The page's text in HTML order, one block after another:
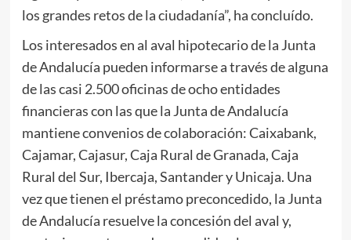
los grandes retos de la ciudadanía”, ha concluído.
Los interesados en al aval hipotecario de la Junta
de Andalucía pueden informarse a través de alguna
de las casi 2.500 oficinas de ocho entidades
financieras con las que la Junta de Andalucía
mantiene convenios de colaboración: Caixabank,
Cajamar, Cajasur, Caja Rural de Granada, Caja
Rural del Sur, Ibercaja, Santander y Unicaja. Una
vez que tienen el préstamo preconcedido, la Junta
de Andalucía resuelve la concesión del aval y,